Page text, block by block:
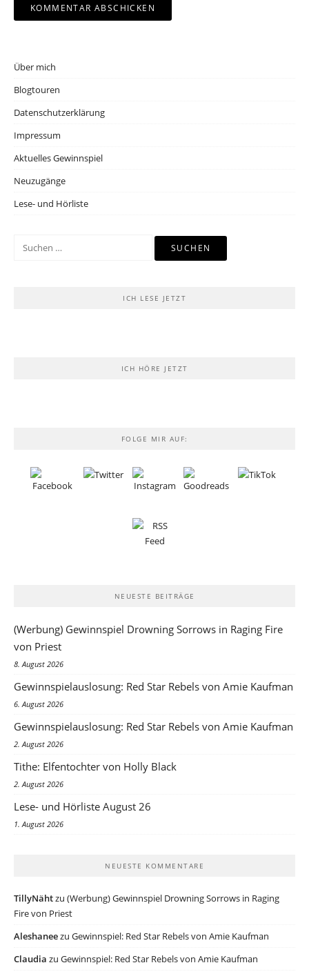
Über mich
Blogtouren
Datenschutzerklärung
Impressum
Aktuelles Gewinnspiel
Neuzugänge
Lese- und Hörliste
Suchen
ICH LESE JETZT
ICH HÖRE JETZT
FOLGE MIR AUF:
NEUESTE BEITRÄGE
(Werbung) Gewinnspiel Drowning Sorrows in Raging Fire
von Priest
8. August 2026
Gewinnspielauslosung: Red Star Rebels von Amie Kaufman
6. August 2026
Gewinnspielauslosung: Red Star Rebels von Amie Kaufman
2. August 2026
Tithe: Elfentochter von Holly Black
2. August 2026
Lese- und Hörliste August 26
1. August 2026
NEUESTE KOMMENTARE
TillyNähtzu (Werbung) Gewinnspiel Drowning Sorrows in Raging
Fire von Priest
Aleshaneezu Gewinnspiel: Red Star Rebels von Amie Kaufman
Claudia zu Gewinnspiel: Red Star Rebels von Amie Kaufman